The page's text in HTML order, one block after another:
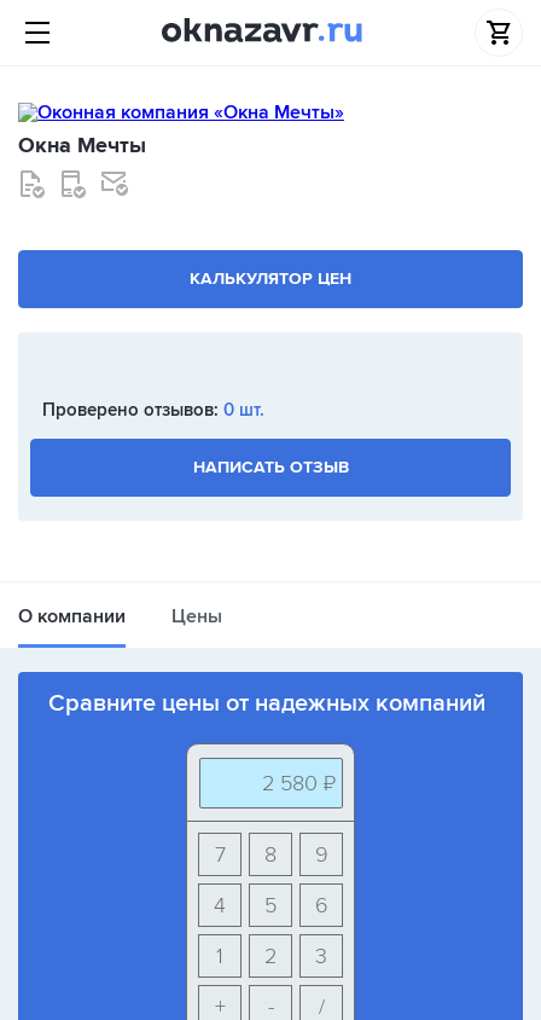
Окна Мечты
КАЛЬКУЛЯТОР ЦЕН
Проверено отзывов: 0 шт.
НАПИСАТЬ ОТЗЫВ
О компании Цены
Сравните цены от надежных компаний
2 580 ₽
9
8
7
6
5
4
3
2
1
+
- /